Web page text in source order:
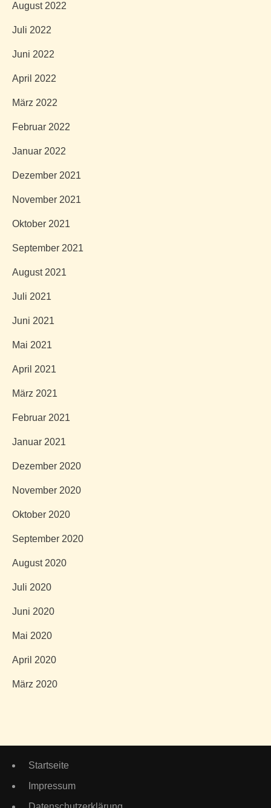
August 2022
Juli 2022
Juni 2022
April 2022
März 2022
Februar 2022
Januar 2022
Dezember 2021
November 2021
Oktober 2021
September 2021
August 2021
Juli 2021
Juni 2021
Mai 2021
April 2021
März 2021
Februar 2021
Januar 2021
Dezember 2020
November 2020
Oktober 2020
September 2020
August 2020
Juli 2020
Juni 2020
Mai 2020
April 2020
März 2020
Startseite
Impressum